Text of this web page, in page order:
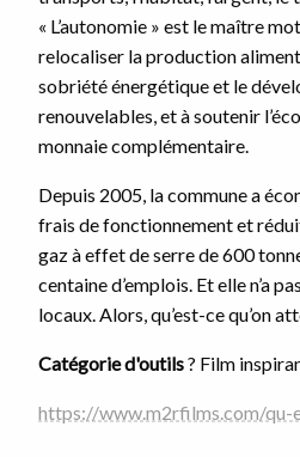
« L’autonomie » est le maître
relocaliser la production
sobriété énergétique et le
renouvelables, et à soutenir
monnaie complémentaire.
Depuis 2005, la commune a
frais de fonctionnement et
gaz à effet de serre de 600
centaine d’emplois. Et elle n’a
locaux. Alors, qu’est-ce qu’on
Catégorie d'outils? Film
https://www.m2rfilms.com/qu-